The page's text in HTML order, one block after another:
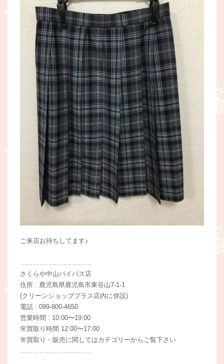
ご来店お待ちしてます♪
さくらや中山バイパス店
住所 : 鹿児島県鹿児島市東谷山7-1-1
(クリーンショッププラス店内に併設)
電話 : 099-800-4650
営業時間 : 10:00〜19:00
🌸買取り時間 12:00〜17:00
🌸買取り・販売に関してはカテゴリーからご覧下さい